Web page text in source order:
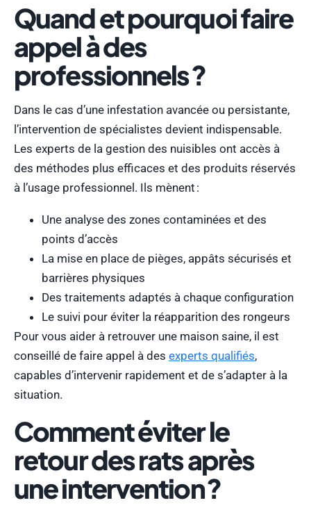
Quand et pourquoi faire
appel à des
professionnels ?
Dans le cas d’une infestation avancée ou persistante,
l’intervention de spécialistes devient indispensable.
Les experts de la gestion des nuisibles ont accès à
des méthodes plus efficaces et des produits réservés
à l’usage professionnel. Ils mènent :
Une analyse des zones contaminées et des
points d’accès
La mise en place de pièges, appâts sécurisés et
barrières physiques
Des traitements adaptés à chaque configuration
Le suivi pour éviter la réapparition des rongeurs
Pour vous aider à retrouver une maison saine, il est
conseillé de faire appel à des experts qualifiés,
capables d’intervenir rapidement et de s’adapter à la
situation.
Comment éviter le
retour des rats après
une intervention ?